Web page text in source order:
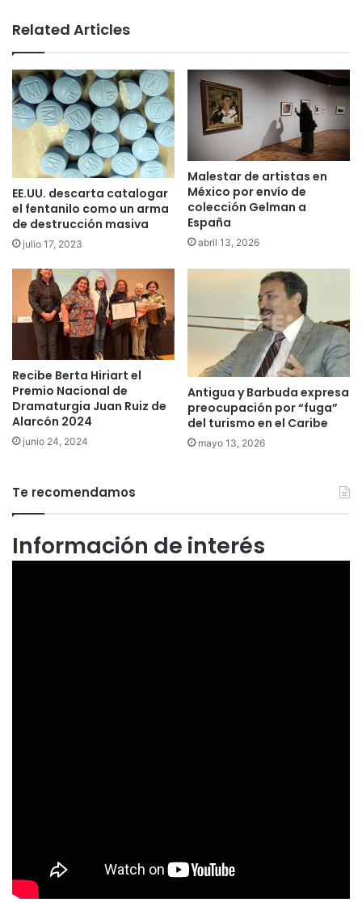
Related Articles
EE.UU. descarta catalogar
el fentanilo como un arma
de destrucción masiva
julio 17, 2023
Malestar de artistas en
México por envío de
colección Gelman a
España
abril 13, 2026
Recibe Berta Hiriart el
Premio Nacional de
Dramaturgia Juan Ruiz de
Alarcón 2024
junio 24, 2024
Antigua y Barbuda expresa
preocupación por “fuga”
del turismo en el Caribe
mayo 13, 2026
Te recomendamos
Información de interés